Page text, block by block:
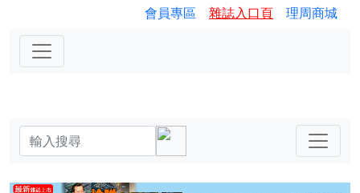
會員專區 雜誌入口頁 理周商城